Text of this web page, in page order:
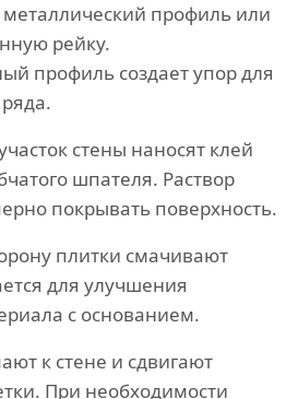
профиль или
рейку.
профиль создает упор для
стены наносят клей
шпателя. Раствор
покрывать поверхность.
плитки смачивают
для улучшения
с основанием.
к стене и сдвигают
При необходимости